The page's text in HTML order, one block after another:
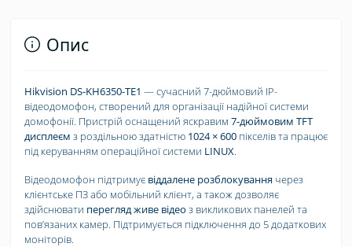
Опис
Hikvision DS-KH6350-TE1 — сучасний 7-дюймовий IP-
відеодомофон, створений для організації надійної системи
домофонії. Пристрій оснащений яскравим 7-дюймовим TFT
дисплеєм з роздільною здатністю 1024 × 600пікселів та працює
під керуванням операційної системи LINUX.
Відеодомофон підтримує віддалене розблокуваннячерез
клієнтське ПЗ або мобільний клієнт, а також дозволяє
здійснювати перегляд живе відео з викликових панелей та
повʼязаних камер. Підтримується підключення до 5 додаткових
моніторів.